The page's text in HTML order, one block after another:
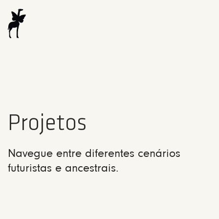
Projetos
Navegue entre diferentes cenários
futuristas e ancestrais.